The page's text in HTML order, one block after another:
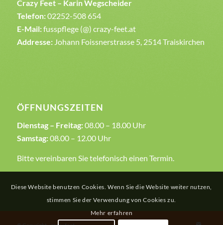
Crazy Feet – Karin Wegscheider
Telefon:02252-508 654
E-Mail:fusspflege (@) crazy-feet.at
Addresse:Johann Foissnerstrasse 5, 2514 Traiskirchen
ÖFFNUNGSZEITEN
Dienstag – Freitag:08.00 – 18.00 Uhr
Samstag:08.00 – 12.00 Uhr
Bitte vereinbaren Sie telefonisch einen Termin.
Diese Website benutzen Cookies. Wenn Sie die Website weiter nutzen,
stimmen Sie der Verwendung von Cookies zu.
Mehr erfahren